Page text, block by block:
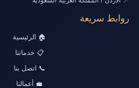
روابط سريعة
🏠 الرئيسية
📋 خدماتنا
📞 اتصل بنا
💼 أعمالنا